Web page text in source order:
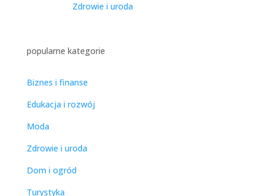
Zdrowie i uroda
popularne kategorie
Biznes i finanse
Edukacja i rozwój
Moda
Zdrowie i uroda
Dom i ogród
Turystyka